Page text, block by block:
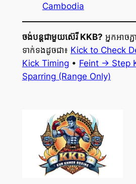
Cambodia
ចង់បន្តជាមួយស៊េរី KKB? អ្នកអាច
ទាក់ទងដូចជា៖ Kick to Check
Kick Timing • Feint → Step
Sparring (Range Only)